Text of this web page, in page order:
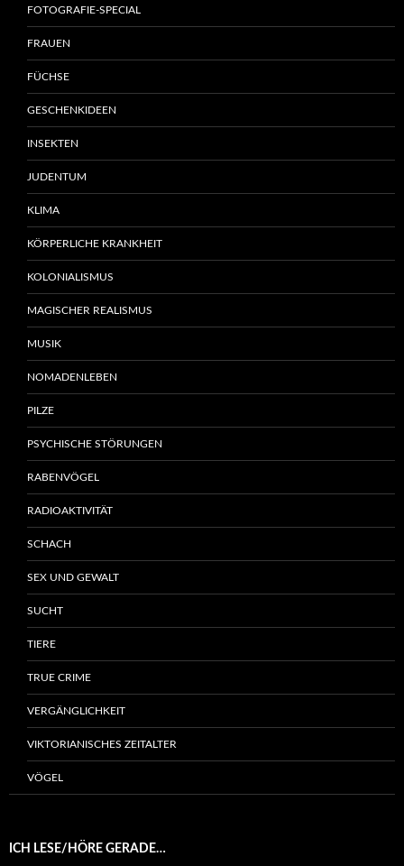
FOTOGRAFIE-SPECIAL
FRAUEN
FÜCHSE
GESCHENKIDEEN
INSEKTEN
JUDENTUM
KLIMA
KÖRPERLICHE KRANKHEIT
KOLONIALISMUS
MAGISCHER REALISMUS
MUSIK
NOMADENLEBEN
PILZE
PSYCHISCHE STÖRUNGEN
RABENVÖGEL
RADIOAKTIVITÄT
SCHACH
SEX UND GEWALT
SUCHT
TIERE
TRUE CRIME
VERGÄNGLICHKEIT
VIKTORIANISCHES ZEITALTER
VÖGEL
ICH LESE/HÖRE GERADE…